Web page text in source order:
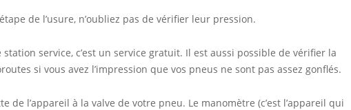
de l’usure, n’oubliez pas de vérifier leur pression.
service, c’est un service gratuit. Il est aussi possible de vérifier la
si vous avez l’impression que vos pneus ne sont pas assez gonflés.
de l’appareil à la valve de votre pneu. Le manomètre (c’est l’appareil qui